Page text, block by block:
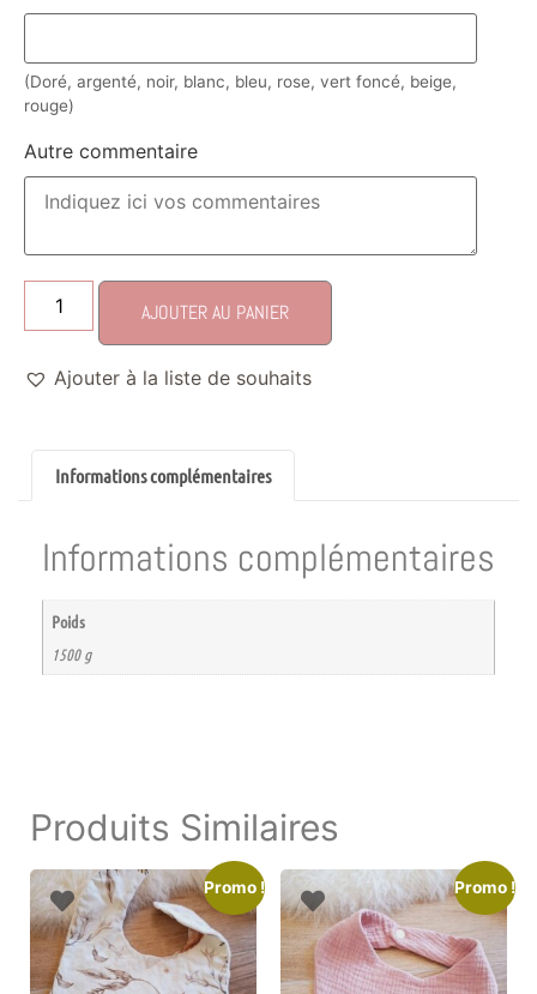
(Doré, argenté, noir, blanc, bleu, rose, vert foncé, beige,
rouge)
Autre commentaire
AJOUTER AU PANIER
Ajouter à la liste de souhaits
Informations complémentaires
Informations complémentaires
Poids
1500 g
Produits Similaires
Promo ! Promo !